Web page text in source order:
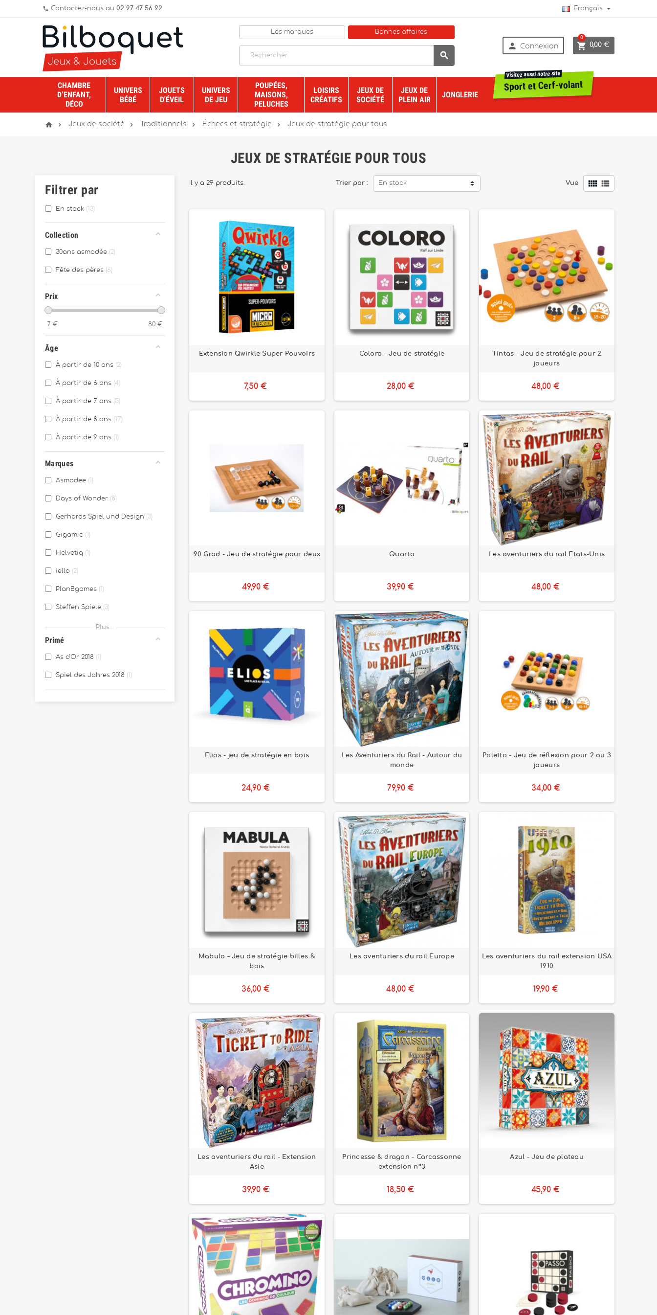
phone Contactez-nous au 02 97 47 56 92 Français
Les marques Bonnes affaires

 Connexion  0,00 €
0
CHAMBRE
D’ENFANT,
DÉCO
UNIVERS
BÉBÉ
JOUETS
D'ÉVEIL
UNIVERS
DE JEU
POUPÉES,
MAISONS,
PELUCHES
LOISIRS
CRÉATIFS
JEUX DE
SOCIÉTÉ
JEUX DE
PLEIN AIR
JONGLERIE
Sport et Cerf-volant
Visitez aussi notre site
  Jeux de société  Traditionnels  Échecs et stratégie  Jeux de stratégie pour tous
JEUX DE STRATÉGIE POUR TOUS
Filtrer par
En stock 13
Collection
30ans asmodée 2
Fête des pères 6
Prix
7 € 80 €
Âge
À partir de 10 ans 2
À partir de 6 ans 4
À partir de 7 ans 5
À partir de 8 ans 17
À partir de 9 ans
Marques
Asmodee
Days of Wonder 8
Gerhards Spiel und Design 3
Gigamic
Helvetiq
iello 2
PlanBgames
Steffen Spiele 3
Z-MAN games 8
Plus...
Primé
As d'Or 2018
Spiel des Jahres 2018
Il y a 29 produits. Trier par : En stock Vue  
Extension Qwirkle Super Pouvoirs
7,50 €
Coloro – Jeu de stratégie
28,00 €
Tintas - Jeu de stratégie pour 2
joueurs
48,00 €
90 Grad - Jeu de stratégie pour deux
49,90 €
Quarto
39,90 €
Les aventuriers du rail Etats-Unis
48,00 €
Elios - jeu de stratégie en bois
24,90 €
Les Aventuriers du Rail - Autour du
monde
79,90 €
Paletto - Jeu de réflexion pour 2 ou 3
joueurs
34,00 €
Mabula – Jeu de stratégie billes &
bois
36,00 €
Les aventuriers du rail Europe
48,00 €
Les aventuriers du rail extension USA
1910
19,90 €
Les aventuriers du rail - Extension
Asie
39,90 €
Princesse & dragon - Carcassonne
extension n°3
18,50 €
Azul - Jeu de plateau
45,90 €